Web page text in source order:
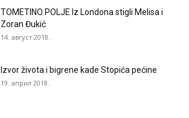
TOMETINO POLJE Iz Londona stigli Melisa i
Zoran Đukić
14. август 2018.
Izvor života i bigrene kade Stopića pećine
19. април 2018.